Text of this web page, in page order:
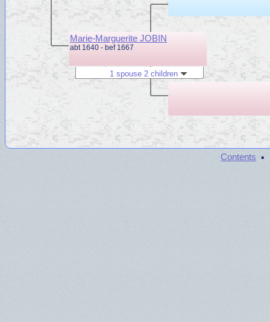
Marie-Marguerite JOBIN
abt 1640 - bef 1667
1 spouse 2 children
Contents ·